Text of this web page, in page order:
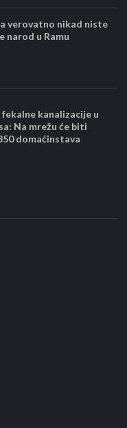
verovatno nikad niste
narod u Ramu
kanalizacije u
Na mrežu će biti
domaćinstava